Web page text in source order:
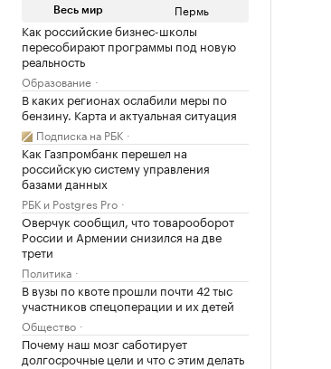
Весь мир Пермь
Как российские бизнес-школы
пересобирают программы под новую
реальность
Образование
В каких регионах ослабили меры по
бензину. Карта и актуальная ситуация
Подписка на РБК
Как Газпромбанк перешел на
российскую систему управления
базами данных
РБК и Postgres Pro
Оверчук сообщил, что товарооборот
России и Армении снизился на две
трети
Политика
В вузы по квоте прошли почти 42 тыс
участников спецоперации и их детей
Общество
Почему наш мозг саботирует
долгосрочные цели и что с этим делать